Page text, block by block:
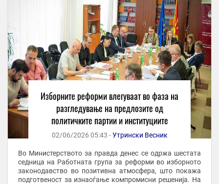
Изборните реформи влегуваат во фаза на
разгледување на предлозите од
политичките партии и институциите
02/06/2026 05:43 -Утрински Весник
Во Министерството за правда денес се одржа шестата
седница на Работната група за реформи во изборното
законодавство во позитивна атмосфера, што покажа
подготвеност за изнаоѓање компромисни решенија. На